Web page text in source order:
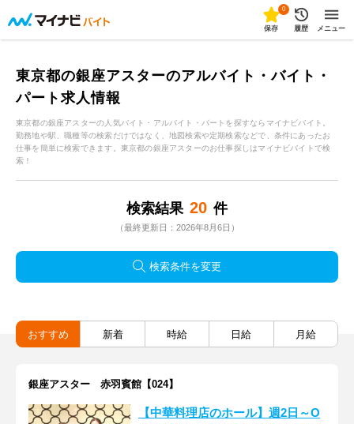
0
保存 履歴 メニュー
東京都の銀座アスターのアルバイト・バイト・
パート求人情報
東京都の銀座アスターの人気バイト・アルバイト・パートを探すならマイナビバイト。
勤務地や駅、職種等の検索だけではなく、地図検索や定期検索などで、条件にあったお
仕事を簡単に検索できます。東京都の銀座アスターのお仕事探しはマイナビバイトで検
索！
検索結果 20 件
（最終更新日：2026年8月6日）
検索条件を変更
おすすめ 新着 時給 日給 月給
銀座アスター 赤羽賓館【024】
【中華料理店のホール】週2日～O